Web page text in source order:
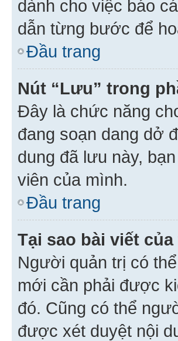
dành cho việc báo
dẫn từng bước để
Đầu trang
Nút “Lưu” trong
Đây là chức năng
đang soạn dang dở
dung đã lưu này,
viên của mình.
Đầu trang
Tại sao bài viết
Người quản trị có
mới cần phải được
đó. Cũng có thể
được xét duyệt nội